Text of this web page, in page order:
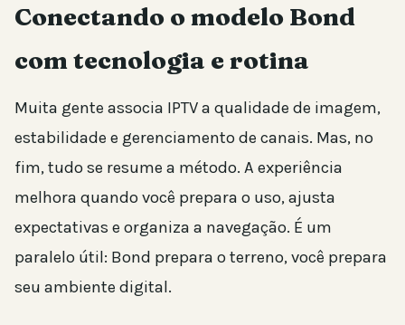
Conectando o modelo Bond
com tecnologia e rotina
Muita gente associa IPTV a qualidade de imagem,
estabilidade e gerenciamento de canais. Mas, no
fim, tudo se resume a método. A experiência
melhora quando você prepara o uso, ajusta
expectativas e organiza a navegação. É um
paralelo útil: Bond prepara o terreno, você prepara
seu ambiente digital.